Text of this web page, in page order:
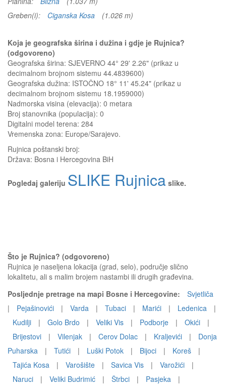
Greben(i):
Ciganska Kosa (1.026 m)
Koja je geografska širina i dužina i gdje je Rujnica?
(odgovoreno)
Geografska širina: SJEVERNO 44° 29' 2.26" (prikaz u
decimalnom brojnom sistemu 44.4839600)
Geografska dužina: ISTOČNO 18° 11' 45.24" (prikaz u
decimalnom brojnom sistemu 18.1959000)
Nadmorska visina (elevacija): 0 metara
Broj stanovnika (populacija): 0
Digitalni model terena: 284
Vremenska zona: Europe/Sarajevo.
Rujnica poštanski broj:
Država: Bosna i Hercegovina BiH
Pogledaj galeriju SLIKE Rujnica slike.
Što je Rujnica? (odgovoreno)
Rujnica je naseljena lokacija (grad, selo), područje slično
lokalitetu, ali s malim brojem nastambi ili drugih građevina.
Posljednje pretrage na mapi Bosne i Hercegovine:
Svjetliča
|
Pejašinovići | Varda | Tubaci | Marići | Ledenica
|
Kudilji
| Golo Brdo | Veliki Vis | Podborje | Okići
|
Brijestovi
| Vilenjak | Cerov Dolac | Kraljevići |
Donja
Puharska
| Tutići | Luški Potok | Bijoci | Koreš
|
Tajića Kosa
| Varošište | Savica Vis | Varožići
|
Naruci
| Veliki Budrimić | Štrbci | Pasjeka
|